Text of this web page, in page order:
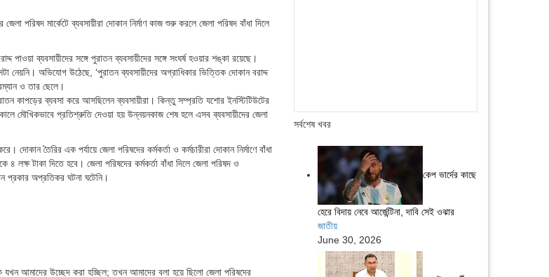
পরিষদ মার্কেটে ব্যবসায়ীরা দোকান নির্মাণ কাজ শুরু করলে জেলা পরিষদ বাঁধা দিলে
ব্যবসায়ীদের সঙ্গে পুরাতন ব্যবসায়ীদের সঙ্গে সংঘর্ষ হওয়ার শঙ্কা রয়েছে।
নেয়নি। অভিযোগ উঠেছে, ‘পুরাতন ব্যবসায়ীদের অগ্রাধিকার ভিত্তিক দোকান বরাদ্দ
ও তার ছেলে।
কাপড়ের ব্যবসা করে আসছিলেন ব্যবসায়ীরা। কিন্তু সম্প্রতি যশোর ইনস্টিটিউটের
মৌখিকভাবে প্রতিশ্রুতি দেওয়া হয় উন্নয়নকাজ শেষ হলে এসব ব্যবসায়ীদের জেলা
তৈরির এক পর্যায়ে জেলা পরিষদের কর্মকর্তা ও কর্মচারীরা দোকান নির্মাণে বাঁধা
৪ লক্ষ টাকা দিতে হবে। জেলা পরিষদের কর্মকর্তা বাঁধা দিলে জেলা পরিষদ ও
প্রকার অপ্রতিকর ঘটনা ঘটেনি।
আমাদের উচ্ছেদ করা হচ্ছিল; তখন আমাদের বলা হয়ে ছিলো জেলা পরিষদের
সর্বশেষ খবর
কেপ ভার্দের কাছে
হেরে বিদায় নেবে আর্জেন্টিনা, দাবি সেই ওঝার
জাতীয়
June 30, 2026